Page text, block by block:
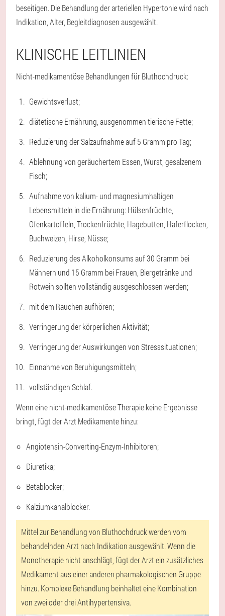
beseitigen. Die Behandlung der arteriellen Hypertonie wird nach
Indikation, Alter, Begleitdiagnosen ausgewählt.
KLINISCHE LEITLINIEN
Nicht-medikamentöse Behandlungen für Bluthochdruck:
Gewichtsverlust;
diätetische Ernährung, ausgenommen tierische Fette;
Reduzierung der Salzaufnahme auf 5 Gramm pro Tag;
Ablehnung von geräuchertem Essen, Wurst, gesalzenem
Fisch;
Aufnahme von kalium- und magnesiumhaltigen
Lebensmitteln in die Ernährung: Hülsenfrüchte,
Ofenkartoffeln, Trockenfrüchte, Hagebutten, Haferflocken,
Buchweizen, Hirse, Nüsse;
Reduzierung des Alkoholkonsums auf 30 Gramm bei
Männern und 15 Gramm bei Frauen, Biergetränke und
Rotwein sollten vollständig ausgeschlossen werden;
mit dem Rauchen aufhören;
Verringerung der körperlichen Aktivität;
Verringerung der Auswirkungen von Stresssituationen;
Einnahme von Beruhigungsmitteln;
vollständigen Schlaf.
Wenn eine nicht-medikamentöse Therapie keine Ergebnisse
bringt, fügt der Arzt Medikamente hinzu:
Angiotensin-Converting-Enzym-Inhibitoren;
Diuretika;
Betablocker;
Kalziumkanalblocker.
Mittel zur Behandlung von Bluthochdruck werden vom
behandelnden Arzt nach Indikation ausgewählt. Wenn die
Monotherapie nicht anschlägt, fügt der Arzt ein zusätzliches
Medikament aus einer anderen pharmakologischen Gruppe
hinzu. Komplexe Behandlung beinhaltet eine Kombination
von zwei oder drei Antihypertensiva.